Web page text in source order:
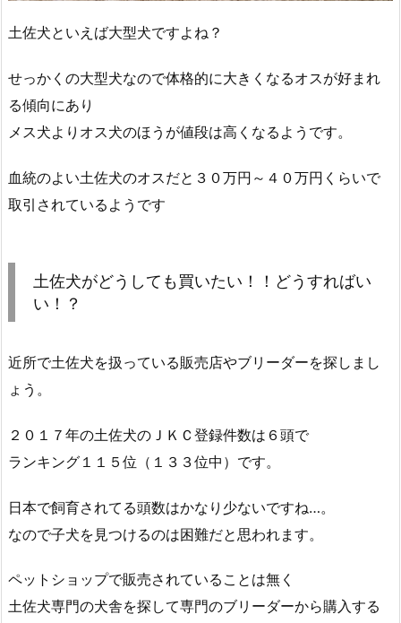
土佐犬といえば大型犬ですよね？
せっかくの大型犬なので体格的に大きくなるオスが好まれ
る傾向にあり
メス犬よりオス犬のほうが値段は高くなるようです。
血統のよい土佐犬のオスだと３０万円～４０万円くらいで
取引されているようです
土佐犬がどうしても買いたい！！どうすればい
い！？
近所で土佐犬を扱っている販売店やブリーダーを探しまし
ょう。
２０１７年の土佐犬のＪＫＣ登録件数は６頭で
ランキング１１５位（１３３位中）です。
日本で飼育されてる頭数はかなり少ないですね…。
なので子犬を見つけるのは困難だと思われます。
ペットショップで販売されていることは無く
土佐犬専門の犬舎を探して専門のブリーダーから購入する